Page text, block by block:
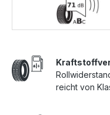
reicht von